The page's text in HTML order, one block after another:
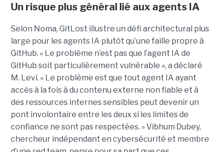
Un risque plus général lié aux agents IA
Selon Noma, GitLost illustre un défi architectural plus
large pour les agents IA plutôt qu’une faille propre à
GitHub. « Le problème n’est pas que l’agent IA de
GitHub soit particulièrement vulnérable », a déclaré
M. Levi. « Le problème est que tout agent IA ayant
accès à la fois à du contenu externe non fiable et à
des ressources internes sensibles peut devenir un
pont involontaire entre les deux si les limites de
confiance ne sont pas respectées. » Vibhum Dubey,
chercheur indépendant en cybersécurité et membre